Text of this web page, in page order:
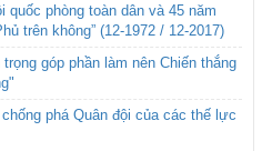
quốc phòng toàn dân và 45 năm
trên không” (12-1972 / 12-2017)
góp phần làm nên Chiến thắng
phá Quân đội của các thế lực